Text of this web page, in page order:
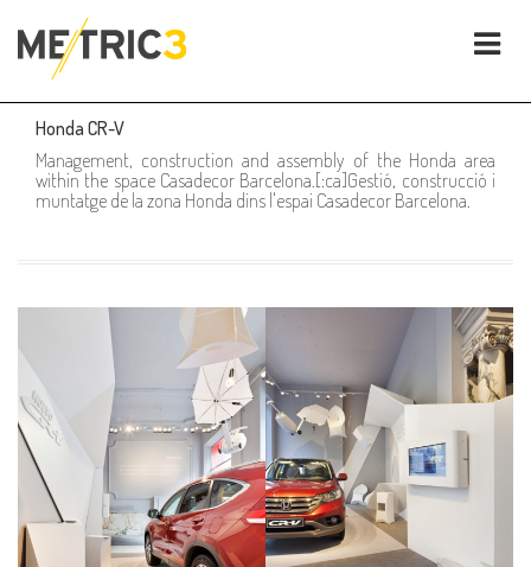
Honda CR-V
Management, construction and assembly of the Honda area
within the space Casadecor Barcelona.[:ca]Gestió, construcció i
muntatge de la zona Honda dins l'espai Casadecor Barcelona.